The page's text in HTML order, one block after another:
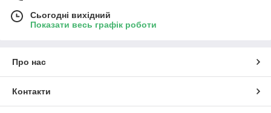
Сьогодні вихідний
Показати весь графік роботи
Про нас
Контакти